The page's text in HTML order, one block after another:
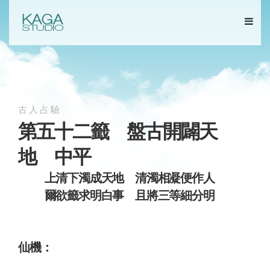
古人占驗
第五十二籤 盤古開闢天
地 中平
上清下濁成天地 清濁相凝便作人
爾欲籤求明白事 且將三等細分明
仙機：